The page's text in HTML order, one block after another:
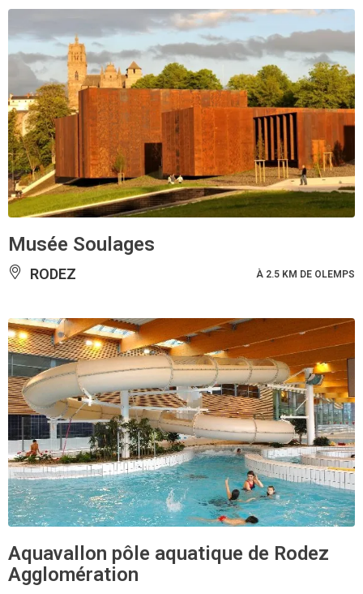
Musée Soulages
RODEZ À 2.5 KM DE OLEMPS
Aquavallon pôle aquatique de Rodez
Agglomération